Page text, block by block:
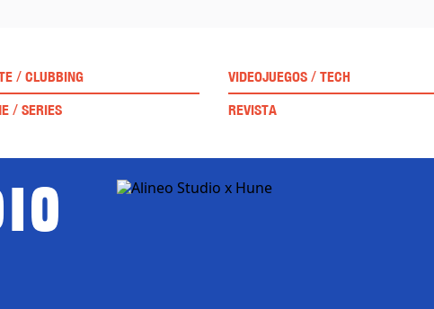
/ CLUBBING VIDEOJUEGOS / TECH
/ SERIES REVISTA